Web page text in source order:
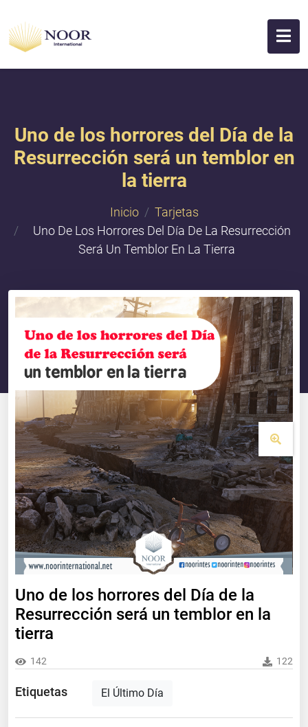
Uno de los horrores del Día de la
Resurrección será un temblor en
la tierra
Inicio
Tarjetas
Uno De Los Horrores Del Día De La Resurrección
Será Un Temblor En La Tierra
Uno de los horrores del Día de la
Resurrección será un temblor en la
tierra
142 122
Etiquetas El Último Día